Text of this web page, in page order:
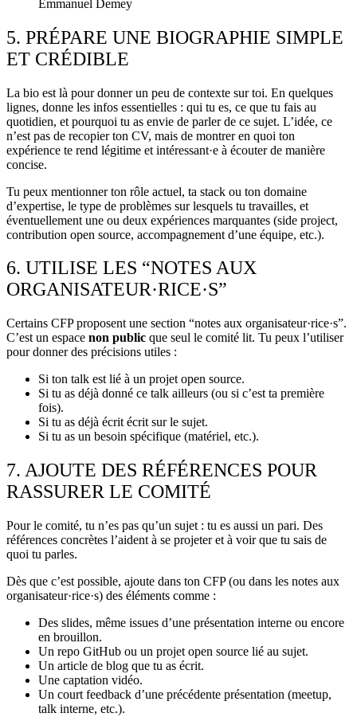
Emmanuel Demey
5. PRÉPARE UNE BIOGRAPHIE SIMPLE
ET CRÉDIBLE
La bio est là pour donner un peu de contexte sur toi. En quelques
lignes, donne les infos essentielles : qui tu es, ce que tu fais au
quotidien, et pourquoi tu as envie de parler de ce sujet. L’idée, ce
n’est pas de recopier ton CV, mais de montrer en quoi ton
expérience te rend légitime et intéressant·e à écouter de manière
concise.
Tu peux mentionner ton rôle actuel, ta stack ou ton domaine
d’expertise, le type de problèmes sur lesquels tu travailles, et
éventuellement une ou deux expériences marquantes (side project,
contribution open source, accompagnement d’une équipe, etc.).
6. UTILISE LES “NOTES AUX
ORGANISATEUR·RICE·S”
Certains CFP proposent une section “notes aux organisateur·rice·s”.
C’est un espace non public que seul le comité lit. Tu peux l’utiliser
pour donner des précisions utiles :
Si ton talk est lié à un projet open source.
Si tu as déjà donné ce talk ailleurs (ou si c’est ta première
fois).
Si tu as déjà écrit écrit sur le sujet.
Si tu as un besoin spécifique (matériel, etc.).
7. AJOUTE DES RÉFÉRENCES POUR
RASSURER LE COMITÉ
Pour le comité, tu n’es pas qu’un sujet : tu es aussi un pari. Des
références concrètes l’aident à se projeter et à voir que tu sais de
quoi tu parles.
Dès que c’est possible, ajoute dans ton CFP (ou dans les notes aux
organisateur·rice·s) des éléments comme :
Des slides, même issues d’une présentation interne ou encore
en brouillon.
Un repo GitHub ou un projet open source lié au sujet.
Un article de blog que tu as écrit.
Une captation vidéo.
Un court feedback d’une précédente présentation (meetup,
talk interne, etc.).